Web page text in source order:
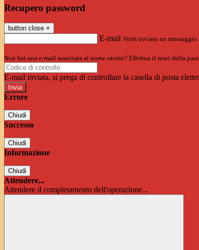
Recupero password
button close ×
E-mail Verrà inviato un
Non hai una e-mail associata al nome utente? Effettua il reset della
E-mail inviata, si prega di controllare la casella di posta
Errore
Chiudi
Successo
Chiudi
Informazione
Chiudi
Attendere...
Attendere il completamento dell'operazione...